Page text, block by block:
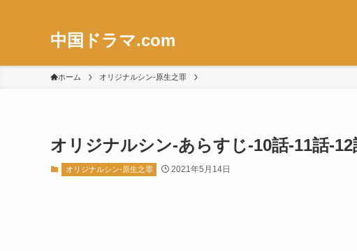
中国ドラマ.com
ホーム オリジナルシン-原生之罪
オリジナルシン-あらすじ-10話-11話-
オリジナルシン-原生之罪 2021年5月14日